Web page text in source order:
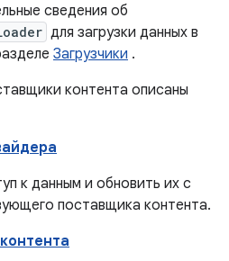
сведения об
для загрузки данных в
Загрузчики .
контента описаны
к данным и обновить их с
поставщика контента.